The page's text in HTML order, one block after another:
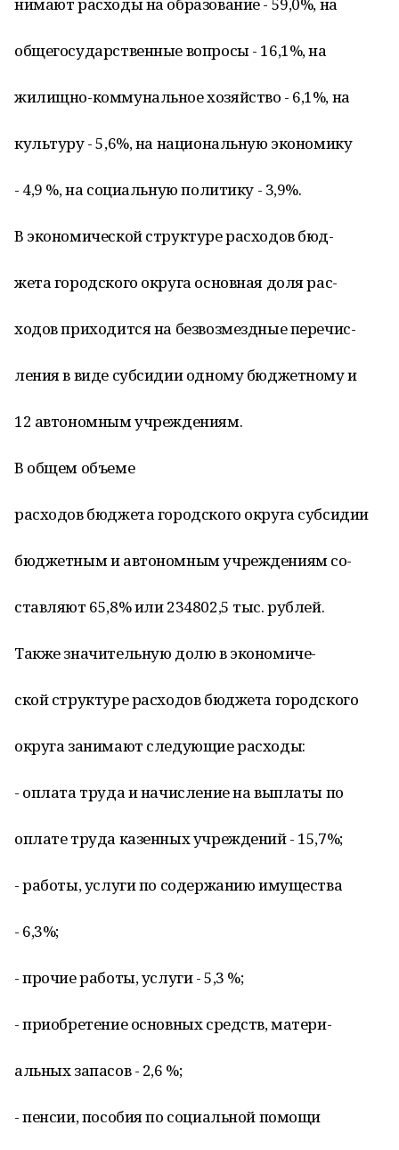
общегосударственные вопросы - 16,1%, на
жилищно-коммунальное хозяйство - 6,1%, на
культуру - 5,6%, на национальную экономику
- 4,9 %, на социальную политику - 3,9%.
В экономической структуре расходов бюд-
жета городского округа основная доля рас-
ходов приходится на безвозмездные перечис-
ления в виде субсидии одному бюджетному и
12 автономным учреждениям.
В общем объеме
расходов бюджета городского округа субсидии
бюджетным и автономным учреждениям со-
ставляют 65,8% или 234802,5 тыс. рублей.
Также значительную долю в экономиче-
ской структуре расходов бюджета городского
округа занимают следующие расходы:
- оплата труда и начисление на выплаты по
оплате труда казенных учреждений - 15,7%;
- работы, услуги по содержанию имущества
- 6,3%;
- прочие работы, услуги - 5,3 %;
- приобретение основных средств, матери-
альных запасов - 2,6 %;
- пенсии, пособия по социальной помощи